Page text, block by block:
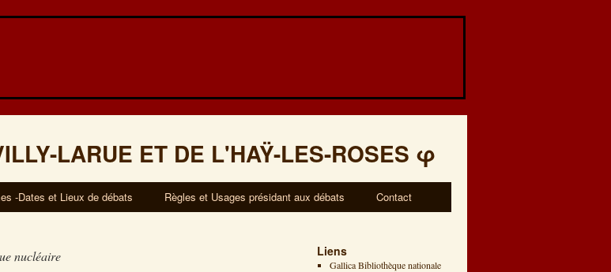
LARUE ET DE L'HAŸ-LES-ROSES φ
-Dates et Lieux de débats Règles et Usages présidant aux débats Contact
nucléaire Liens
Gallica Bibliothèque nationale